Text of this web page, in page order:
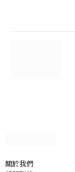
關於我們